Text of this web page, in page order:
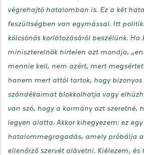
végrehajtó hatalomban is. Ez a két
feszültségben van egymással. Itt
kölcsönös korlátozásáról beszélünk. Ha
miniszterelnök hirtelen azt mondja,
mennie kell, nem azért, mert
hanem mert attól tartok, hogy
szándékaimat blokkolhatja vagy
van szó, hogy a kormány azt szeretné,
legyen alatta. Akkor kihegyezem: ez
hatalommegragadás, amely próbálja
ellenőrző szervét alávetni. Kiélezem, és